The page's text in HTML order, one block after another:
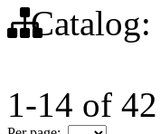
Catalog:
1-14 of 42